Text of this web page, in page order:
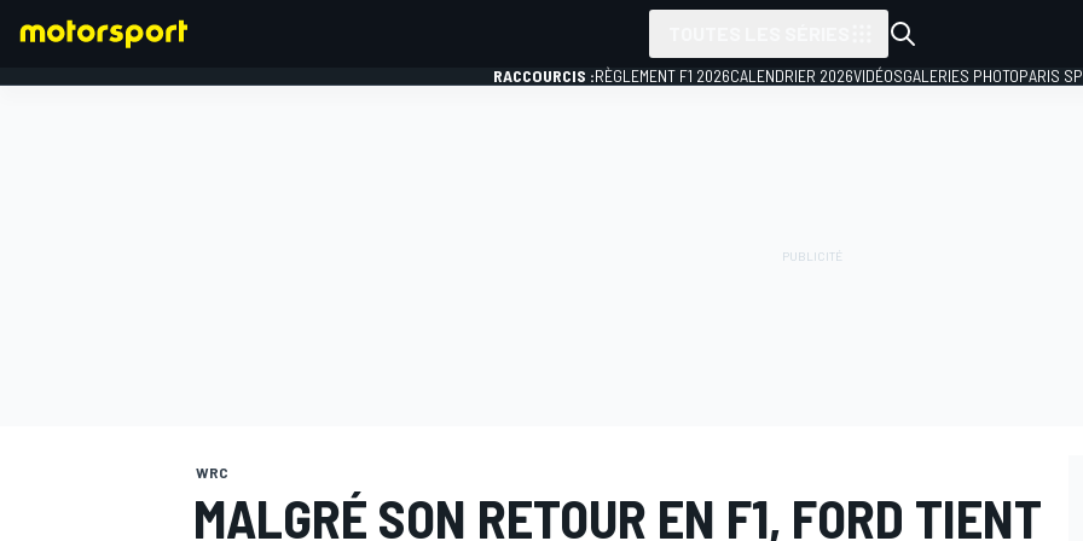
RACCOURCIS :RÈGLEMENT F1 2026CALENDRIER 2026VIDÉOSGALERIES PHOTOPARIS
WRC
MALGRÉ SON RETOUR EN F1, FORD TIENT